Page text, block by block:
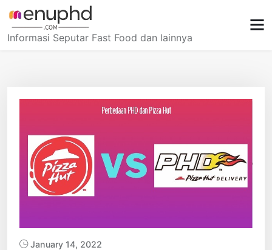
content
Informasi Seputar Fast Food dan lainnya
January 14, 2022